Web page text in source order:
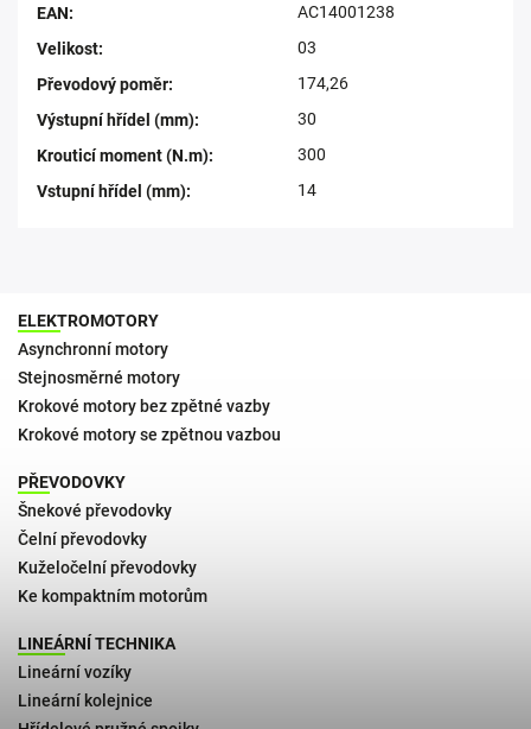
EAN:
AC14001238
Velikost:
03
Převodový poměr:
174,26
Výstupní hřídel (mm):
30
Krouticí moment (N.m):
300
Vstupní hřídel (mm): 14
ELEKTROMOTORY
Asynchronní motory
Stejnosměrné motory
Krokové motory bez zpětné vazby
Krokové motory se zpětnou vazbou
PŘEVODOVKY
Šnekové převodovky
Čelní převodovky
Kuželočelní převodovky
Ke kompaktním motorům
LINEÁRNÍ TECHNIKA
Lineární vozíky
Lineární kolejnice